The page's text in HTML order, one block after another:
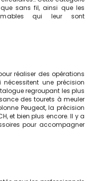
sans fil, ainsi que les
qui leur sont
réaliser des opérations
une précision
regroupant les plus
des tourets à meuler
Peugeot, la précision
et bien plus encore. Il y a
pour accompagner